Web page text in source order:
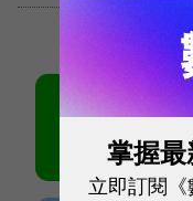
掌握最
立即訂閱